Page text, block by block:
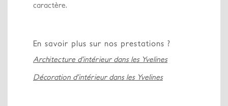
caractère.
En savoir plus sur nos prestations ?
Architecture d’intérieur dans les Yvelines
Décoration d’intérieur dans les Yvelines